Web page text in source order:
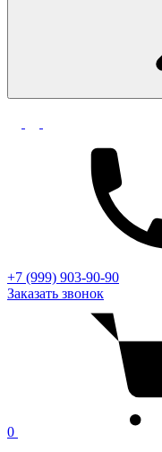
+7 (999) 903-90-90
Заказать звонок
0